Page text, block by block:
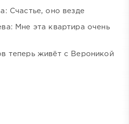
Счастье, оно везде
Мне эта квартира очень
теперь живёт с Вероникой